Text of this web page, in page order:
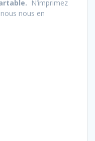
N’imprimez
nous en